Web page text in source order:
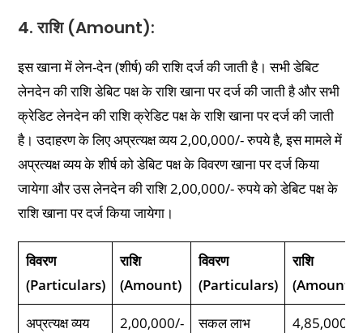
4. राशि (Amount):
इस खाना में लेन-देन (शीर्ष) की राशि दर्ज की जाती है। सभी डेबिट
लेनदेन की राशि डेबिट पक्ष के राशि खाना पर दर्ज की जाती है और सभी
क्रेडिट लेनदेन की राशि क्रेडिट पक्ष के राशि खाना पर दर्ज की जाती
है। उदाहरण के लिए अप्रत्यक्ष व्यय 2,00,000/- रुपये है, इस मामले में
अप्रत्यक्ष व्यय के शीर्ष को डेबिट पक्ष के विवरण खाना पर दर्ज किया
जायेगा और उस लेनदेन की राशि 2,00,000/- रुपये को डेबिट पक्ष के
राशि खाना पर दर्ज किया जायेगा।
विवरण
(Particulars)
राशि
(Amount)
विवरण
(Particulars)
राशि
(Amount)
अप्रत्यक्ष व्यय
2,00,000/-
सकल लाभ
4,85,000/-